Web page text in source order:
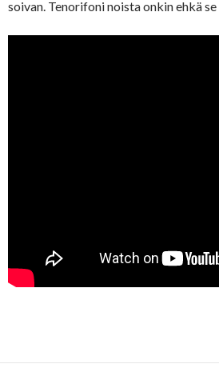
soivan. Tenorifoni noista onkin ehkä